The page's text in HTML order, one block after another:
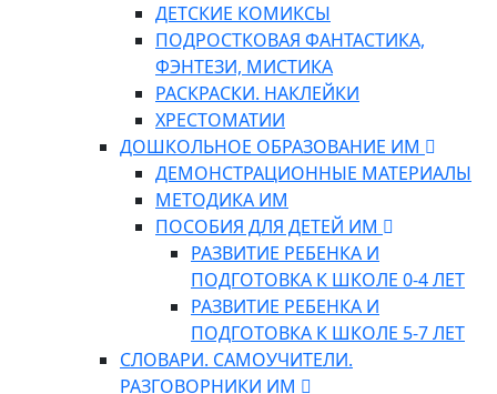
ДЕТСКИЕ КОМИКСЫ
ПОДРОСТКОВАЯ ФАНТАСТИКА,
ФЭНТЕЗИ, МИСТИКА
РАСКРАСКИ. НАКЛЕЙКИ
ХРЕСТОМАТИИ
ДОШКОЛЬНОЕ ОБРАЗОВАНИЕ ИМ
ДЕМОНСТРАЦИОННЫЕ МАТЕРИАЛЫ
МЕТОДИКА ИМ
ПОСОБИЯ ДЛЯ ДЕТЕЙ ИМ
РАЗВИТИЕ РЕБЕНКА И
ПОДГОТОВКА К ШКОЛЕ 0-4 ЛЕТ
РАЗВИТИЕ РЕБЕНКА И
ПОДГОТОВКА К ШКОЛЕ 5-7 ЛЕТ
СЛОВАРИ. САМОУЧИТЕЛИ.
РАЗГОВОРНИКИ ИМ